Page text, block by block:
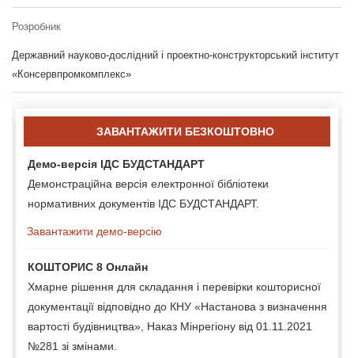
Розробник
Державний науково-дослідний і проектно-конструкторський інститут
«Консервпромкомплекс»
ЗАВАНТАЖИТИ БЕЗКОШТОВНО
Демо-версія ІДС БУДСТАНДАРТ
Демонстраційна версія електронної бібліотеки
нормативних документів ІДС БУДСТАНДАРТ.
Завантажити демо-версію
КОШТОРИС 8 Онлайн
Хмарне рішення для складання і перевірки кошторисної
документації відповідно до КНУ «Настанова з визначення
вартості будівництва», Наказ Мінрегіону від 01.11.2021
№281 зі змінами.